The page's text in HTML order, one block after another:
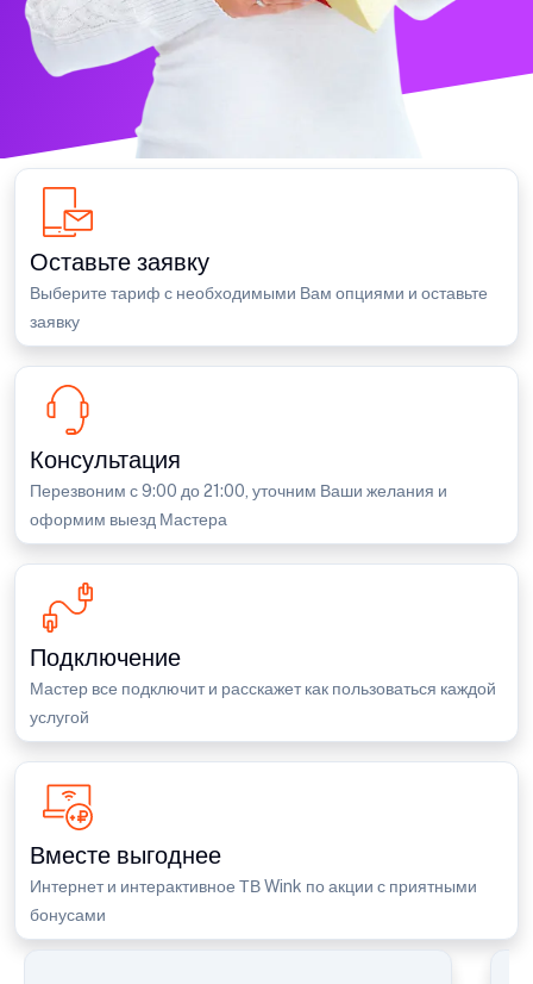
Оставьте заявку
Выберите тариф с необходимыми Вам опциями и оставьте
заявку
Консультация
Перезвоним с 9:00 до 21:00, уточним Ваши желания и
оформим выезд Мастера
Подключение
Мастер все подключит и расскажет как пользоваться каждой
услугой
Вместе выгоднее
Интернет и интерактивное ТВ Wink по акции с приятными
бонусами